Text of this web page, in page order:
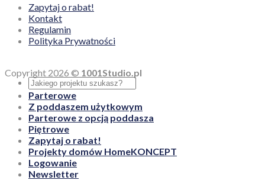
Zapytaj o rabat!
Kontakt
Regulamin
Polityka Prywatności
Copyright 2026 © 1001Studio.pl
Parterowe
Z poddaszem użytkowym
Parterowe z opcją poddasza
Piętrowe
Zapytaj o rabat!
Projekty domów HomeKONCEPT
Logowanie
Newsletter